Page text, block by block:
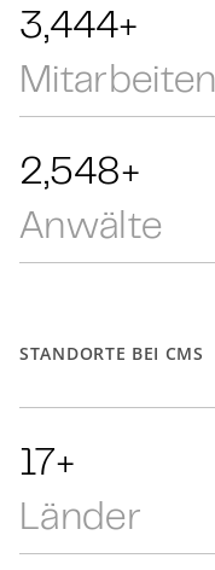
5,610+
4,152+
Anwälte
STANDORTE BEI CMS
28+
Länder